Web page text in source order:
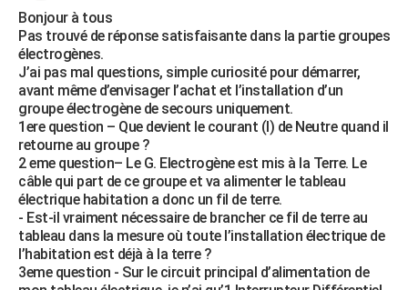
Forum
Aménagement intérieur
Extérieur
Cuisine
Salle de bains
Jardinage
Rangement
WEEK-END
Guides de France
Escapades
Patrimoine
Expositions
Musées
Week-end nature
+LIFESTYLE
Art de vivre
Bien-être
Loisirs
Mode
Modes de vie
SANTE
Alimentation
Guide de la santé
Maladies
Médicaments
Sommeil
VOYAGE
Destinations
City break
Voyage nature
Voyage de noces
Forum
Climat
+PHOTO
GUIDES D'ACHAT
BONS PLANS
Bonjour à tous
Pas trouvé de réponse satisfaisante dans la partie groupes
électrogènes.
J’ai pas mal questions, simple curiosité pour démarrer,
avant même d’envisager l’achat et l’installation d’un
groupe électrogène de secours uniquement.
1ere question – Que devient le courant (I) de Neutre quand il
retourne au groupe ?
2 eme question– Le G. Electrogène est mis à la Terre. Le
câble qui part de ce groupe et va alimenter le tableau
électrique habitation a donc un fil de terre.
- Est-il vraiment nécessaire de brancher ce fil de terre au
tableau dans la mesure où toute l’installation électrique de
l’habitation est déjà à la terre ?
3eme question - Sur le circuit principal d’alimentation de